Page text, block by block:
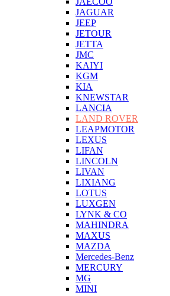
JAGUAR
JEEP
JETOUR
JETTA
JMC
KAIYI
KGM
KIA
KNEWSTAR
LANCIA
LAND ROVER
LEAPMOTOR
LEXUS
LIFAN
LINCOLN
LIVAN
LIXIANG
LOTUS
LUXGEN
LYNK & CO
MAHINDRA
MAXUS
MAZDA
Mercedes-Benz
MERCURY
MG
MINI